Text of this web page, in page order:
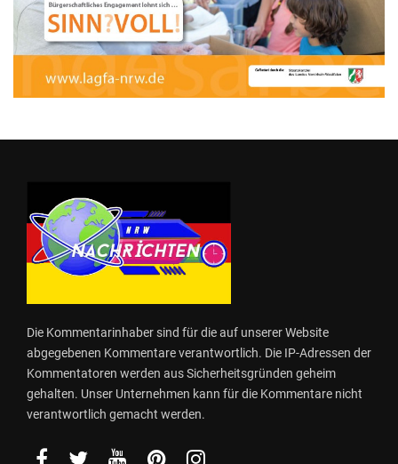
Die Kommentarinhaber sind für die auf unserer Website
abgegebenen Kommentare verantwortlich. Die IP-Adressen der
Kommentatoren werden aus Sicherheitsgründen geheim
gehalten. Unser Unternehmen kann für die Kommentare nicht
verantwortlich gemacht werden.